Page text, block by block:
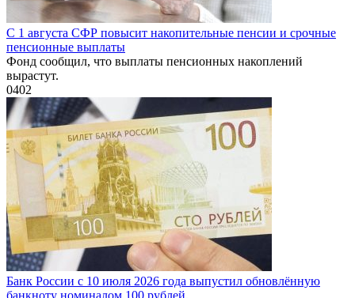
С 1 августа СФР повысит накопительные пенсии и срочные
пенсионные выплаты
Фонд сообщил, что выплаты пенсионных накоплений
вырастут.
0402
Банк России с 10 июля 2026 года выпустил обновлённую